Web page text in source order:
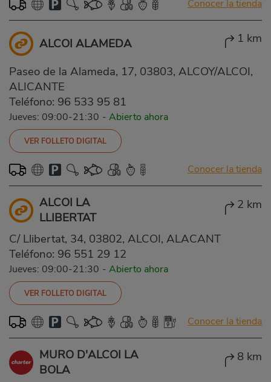
Conocer la tienda
ALCOI ALAMEDA 1 km
Paseo de la Alameda, 17, 03803, ALCOY/ALCOI,
ALICANTE
Teléfono: 96 533 95 81
Jueves: 09:00-21:30 - Abierto ahora
VER FOLLETO DIGITAL
Conocer la tienda
ALCOI LA
LLIBERTAT
2 km
C/ Llibertat, 34, 03802, ALCOI, ALACANT
Teléfono: 96 551 29 12
Jueves: 09:00-21:30 - Abierto ahora
VER FOLLETO DIGITAL
Conocer la tienda
MURO D'ALCOI LA
BOLA
8 km